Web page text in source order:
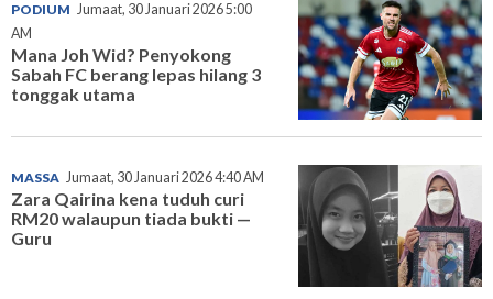
PODIUM Jumaat, 30 Januari 2026 5:00
AM
Mana Joh Wid? Penyokong
Sabah FC berang lepas hilang 3
tonggak utama
MASSA Jumaat, 30 Januari 2026 4:40 AM
Zara Qairina kena tuduh curi
RM20 walaupun tiada bukti —
Guru